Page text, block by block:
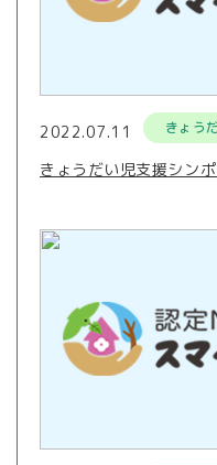
2022.07.11 きょう
きょうだい児支援シン